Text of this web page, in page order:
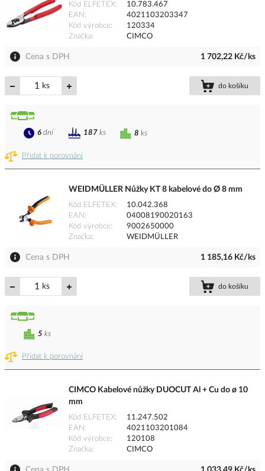
Kód ELFETEX
10.783.467
EAN
4021103203347
Kód výrobce
120334
Značka
CIMCO
Cena s DPH 1 702,22 Kč/ks
ks do košíku
Přidat k porovnání
8 ks
6 dní 187 ks
WEIDMÜLLER Nůžky KT 8 kabelové do Ø 8 mm
Kód ELFETEX
10.042.368
EAN
04008190020163
Kód výrobce
9002650000
Značka
WEIDMÜLLER
Cena s DPH 1 185,16 Kč/ks
ks do košíku
Přidat k porovnání
5 ks
CIMCO Kabelové nůžky DUOCUT Al + Cu do ø 10
mm
Kód ELFETEX
11.247.502
EAN
4021103201084
Kód výrobce
120108
Značka
CIMCO